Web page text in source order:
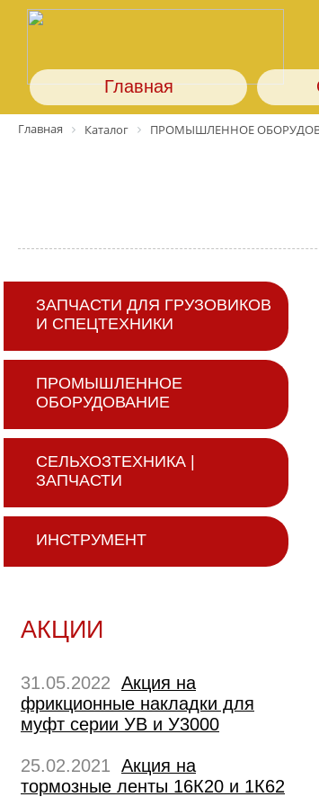
Главная
Главная Каталог ПРОМЫШЛЕННОЕ
ЗАПЧАСТИ ДЛЯ ГРУЗОВИКОВ
И СПЕЦТЕХНИКИ
ПРОМЫШЛЕННОЕ
ОБОРУДОВАНИЕ
СЕЛЬХОЗТЕХНИКА |
ЗАПЧАСТИ
ИНСТРУМЕНТ
АКЦИИ
31.05.2022 Акция на
фрикционные накладки для
муфт серии УВ и У3000
25.02.2021 Акция на
тормозные ленты 16К20 и 1К62